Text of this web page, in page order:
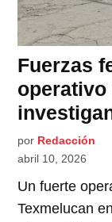
Fuerzas
operativo
por Redacción
abril 10, 2026
Un fuerte
Texmelucan